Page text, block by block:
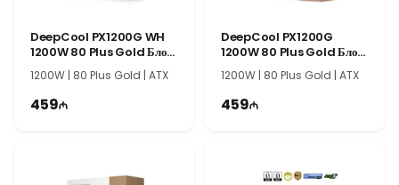
сочетает качественные компоненты, долговечную конструкцию
и высокую производительность, что делает его отличным
выбором для игровых компьютеров, рабочих станций и
DeepCool PX1200G WH
1200W 80 Plus Gold Блок
Питания
1200W | 80 Plus Gold | ATX
459
DeepCool PX1200G
1200W 80 Plus Gold Блок
Питания
1200W | 80 Plus Gold | ATX
459